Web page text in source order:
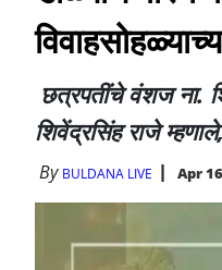
छत्रपतींचे वंशज ना.
शिवेंद्रसिंह राजे
By BULDANA LIVE Apr